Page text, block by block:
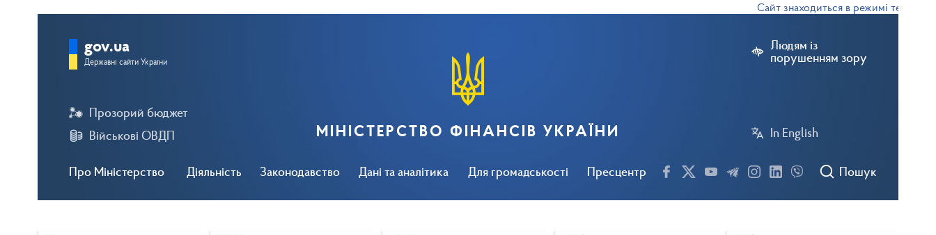
Сайт знаходиться в режимі тестової
Людям із
порушенням зору
In English
Про Міністерство Діяльність Законодавство Дані та аналітика Для громадськості Пресцентр
Прозорий бюджет
Військові ОВДП
Пошук
gov.ua
Державні сайти України
МІНІСТЕРСТВО ФІНАНСІВ УКРАЇНИ